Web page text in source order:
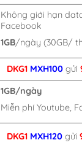
Không giới hạn
Facebook
1GB/ngày (30GB/
DKG1 MXH100 gửi
1GB/ngày
Miễn phí Youtube,
DKG1 MXH120 gửi